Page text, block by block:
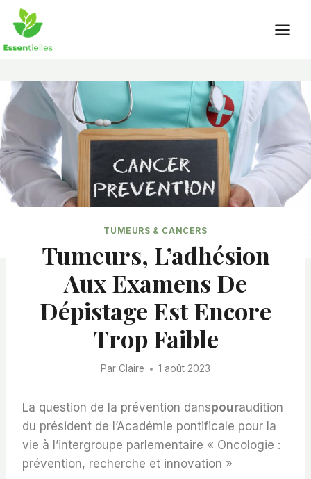
Skip
content
TUMEURS & CANCERS
Tumeurs, L’adhésion
Aux Examens De
Dépistage Est Encore
Trop Faible
Par Claire 1 août 2023
La question de la prévention danspouraudition
du président de l’Académie pontificale pour la
vie à l’intergroupe parlementaire « Oncologie :
prévention, recherche et innovation »